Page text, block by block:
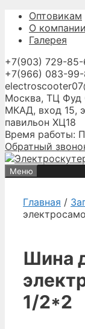
Перейти
содержимому
Оптовикам
О компании
Галерея
+7(903) 729-85-
+7(966) 083-
Москва, ТЦ Фуд
МКАД, вход 15,
павильон ХЦ18
Время работы:
Обратный
Меню
Главная /
Шина
1/2*2